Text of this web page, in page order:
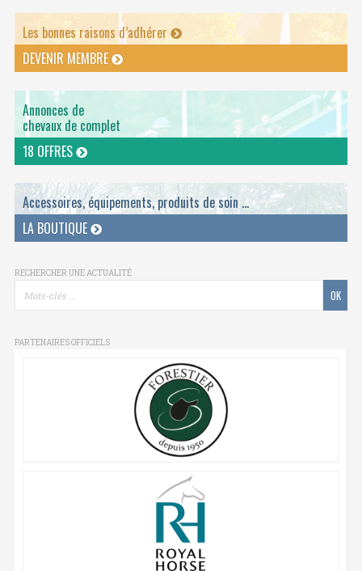
Les bonnes raisons d’adhérer
DEVENIR MEMBRE
Annonces de
chevaux de complet
18 OFFRES
Accessoires, équipements, produits de soin ...
LA BOUTIQUE
RECHERCHER UNE ACTUALITÉ
PARTENAIRES OFFICIELS